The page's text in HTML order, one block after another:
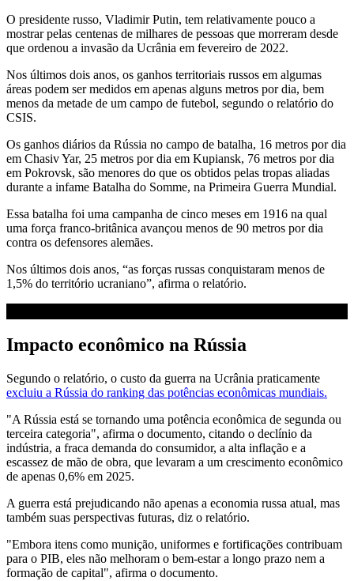
O presidente russo, Vladimir Putin, tem relativamente pouco a
mostrar pelas centenas de milhares de pessoas que morreram desde
que ordenou a invasão da Ucrânia em fevereiro de 2022.
Nos últimos dois anos, os ganhos territoriais russos em algumas
áreas podem ser medidos em apenas alguns metros por dia, bem
menos da metade de um campo de futebol, segundo o relatório do
CSIS.
Os ganhos diários da Rússia no campo de batalha, 16 metros por dia
em Chasiv Yar, 25 metros por dia em Kupiansk, 76 metros por dia
em Pokrovsk, são menores do que os obtidos pelas tropas aliadas
durante a infame Batalha do Somme, na Primeira Guerra Mundial.
Essa batalha foi uma campanha de cinco meses em 1916 na qual
uma força franco-britânica avançou menos de 90 metros por dia
contra os defensores alemães.
Nos últimos dois anos, “as forças russas conquistaram menos de
1,5% do território ucraniano”, afirma o relatório.
Impacto econômico na Rússia
Segundo o relatório, o custo da guerra na Ucrânia praticamente
excluiu a Rússia do ranking das potências econômicas mundiais.
"A Rússia está se tornando uma potência econômica de segunda ou
terceira categoria", afirma o documento, citando o declínio da
indústria, a fraca demanda do consumidor, a alta inflação e a
escassez de mão de obra, que levaram a um crescimento econômico
de apenas 0,6% em 2025.
A guerra está prejudicando não apenas a economia russa atual, mas
também suas perspectivas futuras, diz o relatório.
"Embora itens como munição, uniformes e fortificações contribuam
para o PIB, eles não melhoram o bem-estar a longo prazo nem a
formação de capital", afirma o documento.